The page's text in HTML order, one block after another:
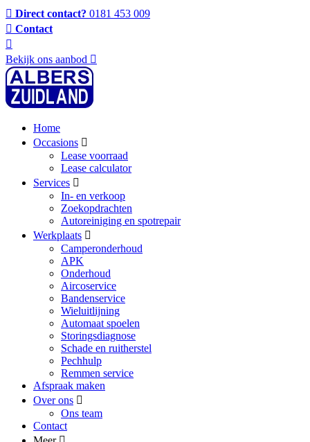
Direct contact? 0181 453 009
Contact
Bekijk ons aanbod
Home
Occasions
Lease voorraad
Lease calculator
Services
In- en verkoop
Zoekopdrachten
Autoreiniging en spotrepair
Werkplaats
Camperonderhoud
APK
Onderhoud
Aircoservice
Bandenservice
Wieluitlijning
Automaat spoelen
Storingsdiagnose
Schade en ruitherstel
Pechhulp
Remmen service
Afspraak maken
Over ons
Ons team
Contact